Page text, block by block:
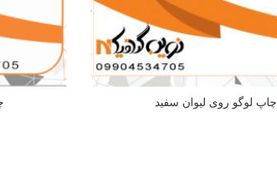
چاپ لوگو روی لیوان سفید